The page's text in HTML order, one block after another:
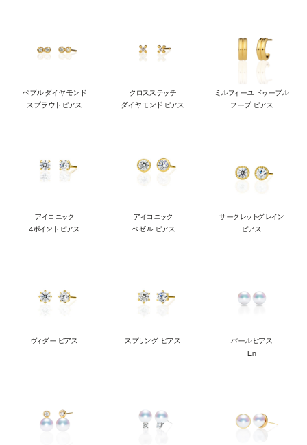
ペブル ダイヤモンド
スプラウト ピアス
クロスステッチ
ダイヤモンド ピアス
ミルフィーユ ドゥーブル
フープ ピアス
アイコニック
4ポイント ピアス
アイコニック
ベゼル ピアス
サークレットグレイン
ピアス
ヴィダー ピアス スプリング ピアス
パールピアス
En